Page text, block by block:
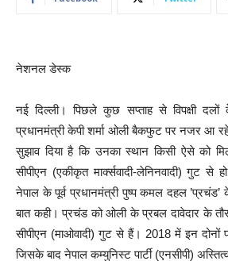
नेशनल डेस्क
नई दिल्ली। पिछले कुछ सप्ताह से विपक्षी
प्रधानमंत्री केपी शर्मा ओली बैकफुट पर नजर आ
सुझाव दिया है कि उनका स्थान किसी ऐसे को
सीपीएन (एकीकृत मार्क्सवादी-लेनिनवादी) गुट से
नेपाल के पूर्व प्रधानमंत्री पुष्प कमल दहल
बात कही। प्रचंड को ओली के प्रबल दावेदार के
सीपीएन (माओवादी) गुट से हैं। 2018 में इन दोनों
जिसके बाद नेपाल कम्युनिस्ट पार्टी (एनसीपी)